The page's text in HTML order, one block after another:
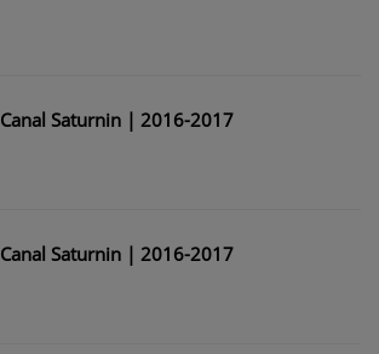
Canal Saturnin | 2016-2017
Canal Saturnin | 2016-2017